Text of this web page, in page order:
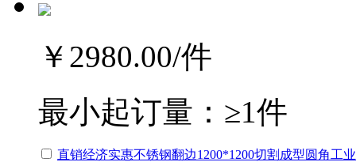
￥2980.00/件
最小起订量： ≥1件
直销经济实惠不锈钢翻边1200*1200切割成型圆角工